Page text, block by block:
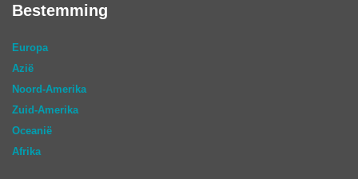
Bestemming
Europa
Azië
Noord-Amerika
Zuid-Amerika
Oceanië
Afrika